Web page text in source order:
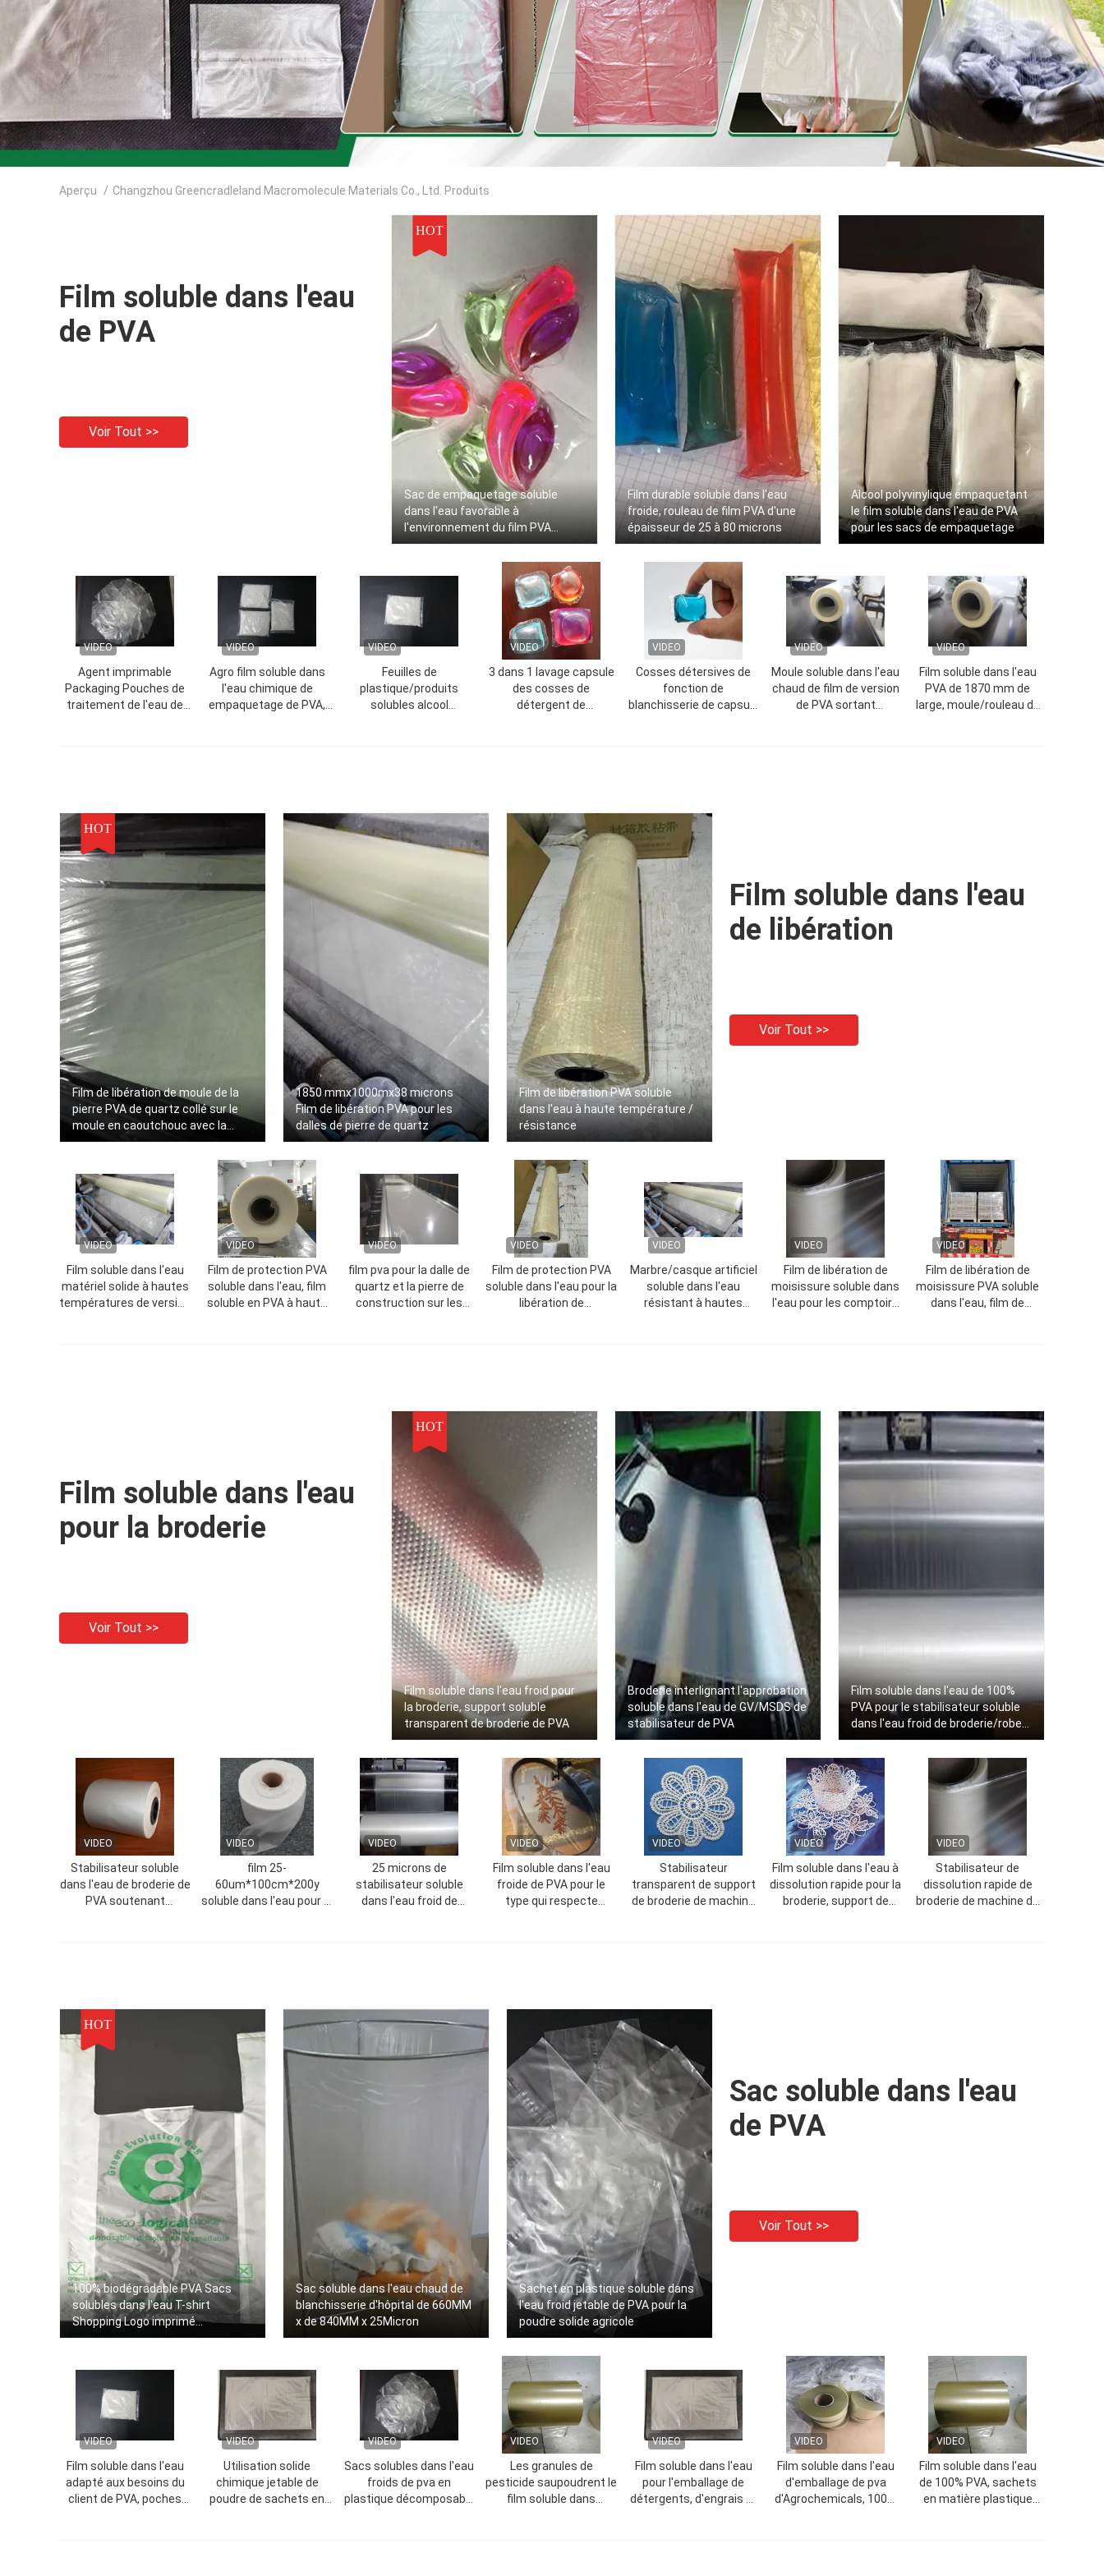
Aperçu / Changzhou Greencradleland Macromolecule Materials Co., Ltd. Produits
Film soluble dans l'eau
de PVA
Voir Tout >>
HOT
Sac de empaquetage soluble
dans l'eau favorable à
l'environnement du film PVA
d'alcool polyvinylique
Film durable soluble dans l'eau
froide, rouleau de film PVA d'une
épaisseur de 25 à 80 microns
Alcool polyvinylique empaquetant
le film soluble dans l'eau de PVA
pour les sacs de empaquetage
VIDEO
Agent imprimable
Packaging Pouches de
traitement de l'eau de
VIDEO
Agro film soluble dans
l'eau chimique de
empaquetage de PVA,
VIDEO
Feuilles de
plastique/produits
solubles alcool
VIDEO
3 dans 1 lavage capsule
des cosses de
détergent de
VIDEO
Cosses détersives de
fonction de
blanchisserie de capsule
VIDEO
Moule soluble dans l'eau
chaud de film de version
de PVA sortant
VIDEO
Film soluble dans l'eau
PVA de 1870 mm de
large, moule/rouleau de
HOT
Film de libération de moule de la
pierre PVA de quartz collé sur le
moule en caoutchouc avec la
colle spécifique
1850 mmx1000mx38 microns
Film de libération PVA pour les
dalles de pierre de quartz
Film de libération PVA soluble
dans l'eau à haute température /
résistance
Film soluble dans l'eau
de libération
Voir Tout >>
VIDEO
Film soluble dans l'eau
matériel solide à hautes
températures de version
VIDEO
Film de protection PVA
soluble dans l'eau, film
soluble en PVA à haute
VIDEO
film pva pour la dalle de
quartz et la pierre de
construction sur les
VIDEO
Film de protection PVA
soluble dans l'eau pour la
libération de
VIDEO
Marbre/casque artificiel
soluble dans l'eau
résistant à hautes
VIDEO
Film de libération de
moisissure soluble dans
l'eau pour les comptoirs
VIDEO
Film de libération de
moisissure PVA soluble
dans l'eau, film de
Film soluble dans l'eau
pour la broderie
Voir Tout >>
HOT
Film soluble dans l'eau froid pour
la broderie, support soluble
transparent de broderie de PVA
Broderie interlignant l'approbation
soluble dans l'eau de GV/MSDS de
stabilisateur de PVA
Film soluble dans l'eau de 100%
PVA pour le stabilisateur soluble
dans l'eau froid de broderie/robe
de dentelle
VIDEO
Stabilisateur soluble
dans l'eau de broderie de
PVA soutenant
VIDEO
film 25-
60um*100cm*200y
soluble dans l'eau pour la
VIDEO
25 microns de
stabilisateur soluble
dans l'eau froid de
VIDEO
Film soluble dans l'eau
froide de PVA pour le
type qui respecte
VIDEO
Stabilisateur
transparent de support
de broderie de machine
VIDEO
Film soluble dans l'eau à
dissolution rapide pour la
broderie, support de
VIDEO
Stabilisateur de
dissolution rapide de
broderie de machine de
HOT
100% biodégradable PVA Sacs
solubles dans l'eau T-shirt
Shopping Logo imprimé
personnalisé
Sac soluble dans l'eau chaud de
blanchisserie d'hôpital de 660MM
x de 840MM x 25Micron
Sachet en plastique soluble dans
l'eau froid jetable de PVA pour la
poudre solide agricole
Sac soluble dans l'eau
de PVA
Voir Tout >>
VIDEO
Film soluble dans l'eau
adapté aux besoins du
client de PVA, poches
VIDEO
Utilisation solide
chimique jetable de
poudre de sachets en
VIDEO
Sacs solubles dans l'eau
froids de pva en
plastique décomposable
VIDEO
Les granules de
pesticide saupoudrent le
film soluble dans
VIDEO
Film soluble dans l'eau
pour l'emballage de
détergents, d'engrais et
VIDEO
Film soluble dans l'eau
d'emballage de pva
d'Agrochemicals, 100%
VIDEO
Film soluble dans l'eau
de 100% PVA, sachets
en matière plastique